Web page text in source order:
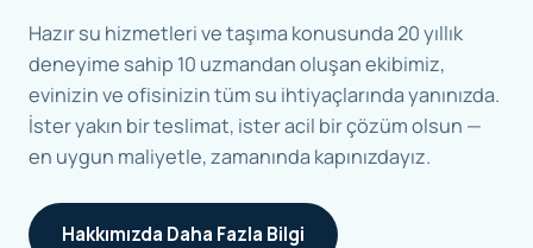
Hazır su hizmetleri ve taşıma konusunda 20 yıllık
deneyime sahip 10 uzmandan oluşan ekibimiz,
evinizin ve ofisinizin tüm su ihtiyaçlarında yanınızda.
İster yakın bir teslimat, ister acil bir çözüm olsun —
en uygun maliyetle, zamanında kapınızdayız.
Hakkımızda Daha Fazla Bilgi